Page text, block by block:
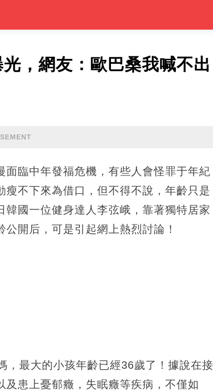
，網友：歐巴桑我喊不出
臨中年發福危機，有些人會怪罪于年紀
不下來為借口，但不得不說，年齡只是
國一位健身達人李弦峨，靠著獨特居家
開后，可是引起網上熱烈討論！
，最大的小孩年齡已經36歲了！據說在接
患上憂郁癥，失眠癥等疾病，不僅如